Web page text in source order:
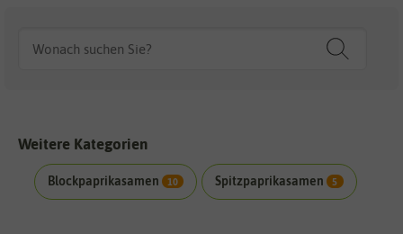
Weitere Kategorien
Blockpaprikasamen 10 Spitzpaprikasamen 5